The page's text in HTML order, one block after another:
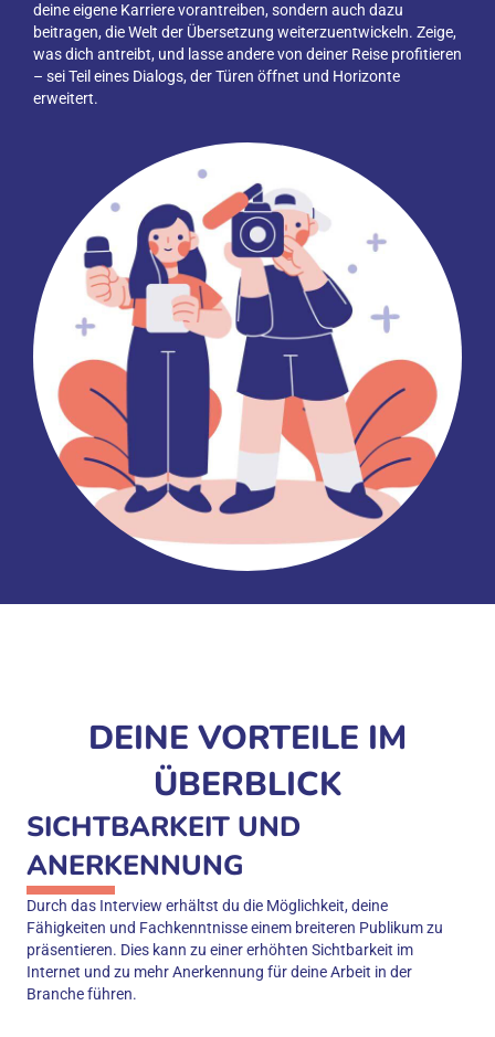
deine eigene Karriere vorantreiben, sondern auch dazu
beitragen, die Welt der Übersetzung weiterzuentwickeln. Zeige,
was dich antreibt, und lasse andere von deiner Reise profitieren
– sei Teil eines Dialogs, der Türen öffnet und Horizonte
erweitert.
DEINE VORTEILE IM
ÜBERBLICK
SICHTBARKEIT UND
ANERKENNUNG
Durch das Interview erhältst du die Möglichkeit, deine
Fähigkeiten und Fachkenntnisse einem breiteren Publikum zu
präsentieren. Dies kann zu einer erhöhten Sichtbarkeit im
Internet und zu mehr Anerkennung für deine Arbeit in der
Branche führen.